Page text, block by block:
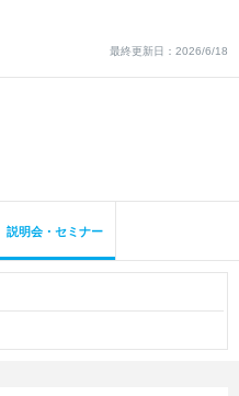
最終更新日：2026/6/18
説明会・セミナー